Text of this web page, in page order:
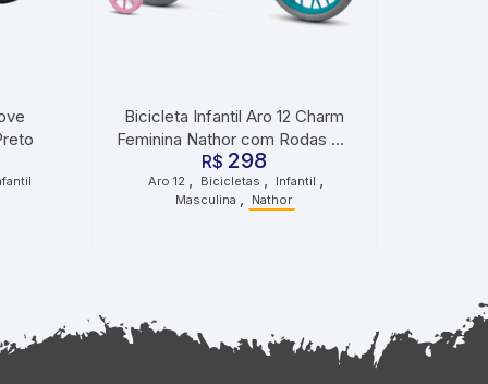
Bicicleta Infantil Aro 12 Charm
Feminina Nathor com Rodas de
Treinamento Rosa
R$ 298
Aro 12 Bicicletas Infantil
Masculina Nathor